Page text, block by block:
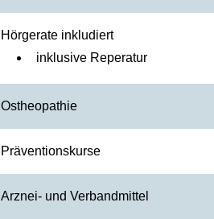
Hörgerate inkludiert
inklusive Reperatur
Ostheopathie
Präventionskurse
Arznei- und Verbandmittel